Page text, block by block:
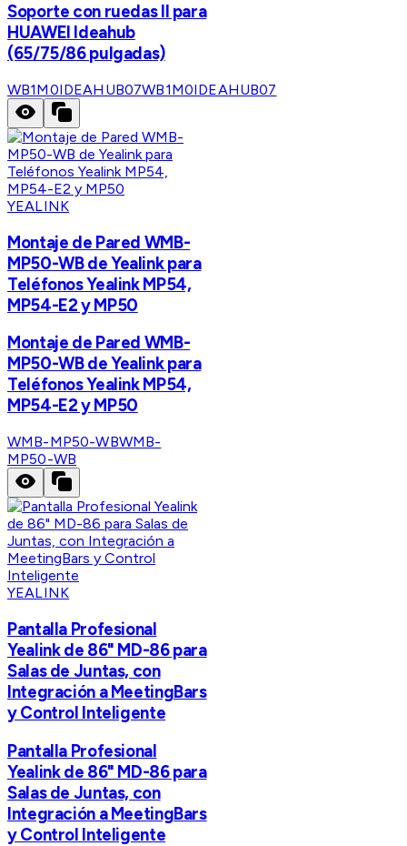
Soporte con ruedas II para
HUAWEI Ideahub
(65/75/86 pulgadas)
WB1M0IDEAHUB07WB1M0IDEAHUB07
YEALINK
Montaje de Pared WMB-
MP50-WB de Yealink para
Teléfonos Yealink MP54,
MP54-E2 y MP50
Montaje de Pared WMB-
MP50-WB de Yealink para
Teléfonos Yealink MP54,
MP54-E2 y MP50
WMB-MP50-WBWMB-
MP50-WB
YEALINK
Pantalla Profesional
Yealink de 86" MD-86 para
Salas de Juntas, con
Integración a MeetingBars
y Control Inteligente
Pantalla Profesional
Yealink de 86" MD-86 para
Salas de Juntas, con
Integración a MeetingBars
y Control Inteligente